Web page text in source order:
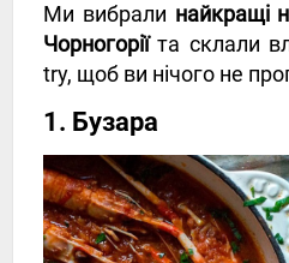
Ми вибрали найкращі
Чорногоріїта склали
try, щоб ви нічого не
1. Бузара